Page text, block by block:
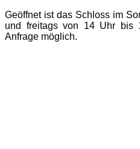
Geöffnet ist das Schloss im
und freitags von 14 Uhr bis
Anfrage möglich.